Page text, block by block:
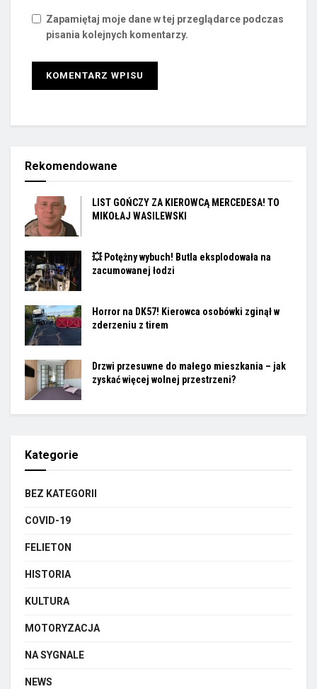
Zapamiętaj moje dane w tej przeglądarce podczas
pisania kolejnych komentarzy.
Rekomendowane
LIST GOŃCZY ZA KIEROWCĄ MERCEDESA! TO
MIKOŁAJ WASILEWSKI
💥 Potężny wybuch! Butla eksplodowała na
zacumowanej łodzi
Horror na DK57! Kierowca osobówki zginął w
zderzeniu z tirem
Drzwi przesuwne do małego mieszkania – jak
zyskać więcej wolnej przestrzeni?
Kategorie
BEZ KATEGORII
COVID-19
FELIETON
HISTORIA
KULTURA
MOTORYZACJA
NA SYGNALE
NEWS